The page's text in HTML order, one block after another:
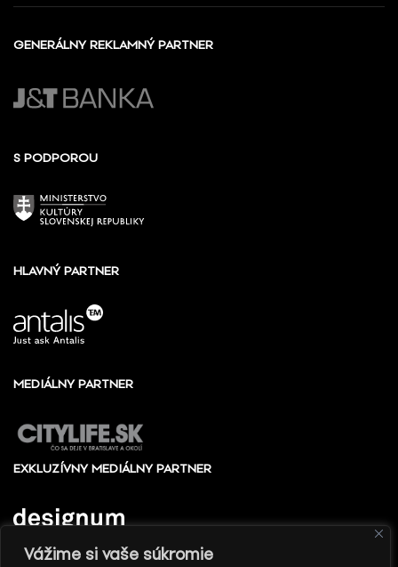
Vážime si vaše súkromie
GENERÁLNY REKLAMNÝ PARTNER
S PODPOROU
HLAVNÝ PARTNER
MEDIÁLNY PARTNER
EXKLUZÍVNY MEDIÁLNY PARTNER